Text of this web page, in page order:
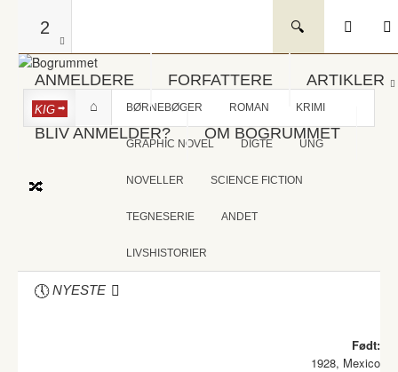
2
ANMELDERE FORFATTERE ARTIKLER
BLIV ANMELDER? OM BOGRUMMET
KIG BØRNEBØGER ROMAN KRIMI
GRAPHIC NOVEL DIGTE UNG
NOVELLER SCIENCE FICTION
TEGNESERIE ANDET
LIVSHISTORIER
NYESTE
Født:
1928, Mexico